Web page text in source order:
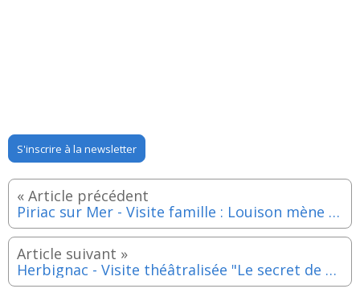
S'inscrire à la newsletter
Piriac sur Mer - Visite famille : Louison mène l'enquête - Vendredi 14 aout 2026
Herbignac - Visite théâtralisée "Le secret de Ranrouët" - Vendredi 14 aout 2026